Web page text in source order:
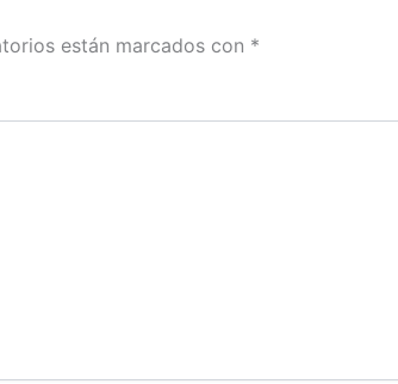
están marcados con *